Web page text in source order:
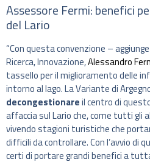
Assessore Fermi: benefici
del Lario
“Con questa convenzione –
Ricerca, Innovazione,Alessandro
tassello per il miglioramento delle
intorno al lago. La Variante di
decongestionareil centro di
affaccia sul Lario che, come tutti gli
vivendo stagioni turistiche che
difficili da controllare. Con l’avvio di
certi di portare grandi benefici a